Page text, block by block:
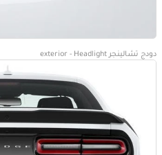
دودج تشالينجر exterior - Headlight